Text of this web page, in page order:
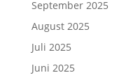
September 2025
August 2025
Juli 2025
Juni 2025